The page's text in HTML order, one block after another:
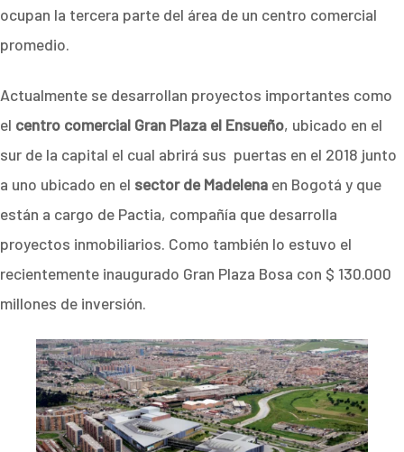
ocupan la tercera parte del área de un centro comercial
promedio.
Actualmente se desarrollan proyectos importantes como
el centro comercial Gran Plaza el Ensueño, ubicado en el
sur de la capital el cual abrirá sus puertas en el 2018 junto
a uno ubicado en el sector de Madelena en Bogotá y que
están a cargo de Pactia, compañía que desarrolla
proyectos inmobiliarios. Como también lo estuvo el
recientemente inaugurado Gran Plaza Bosa con $ 130.000
millones de inversión.